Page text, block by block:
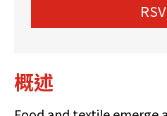
概述